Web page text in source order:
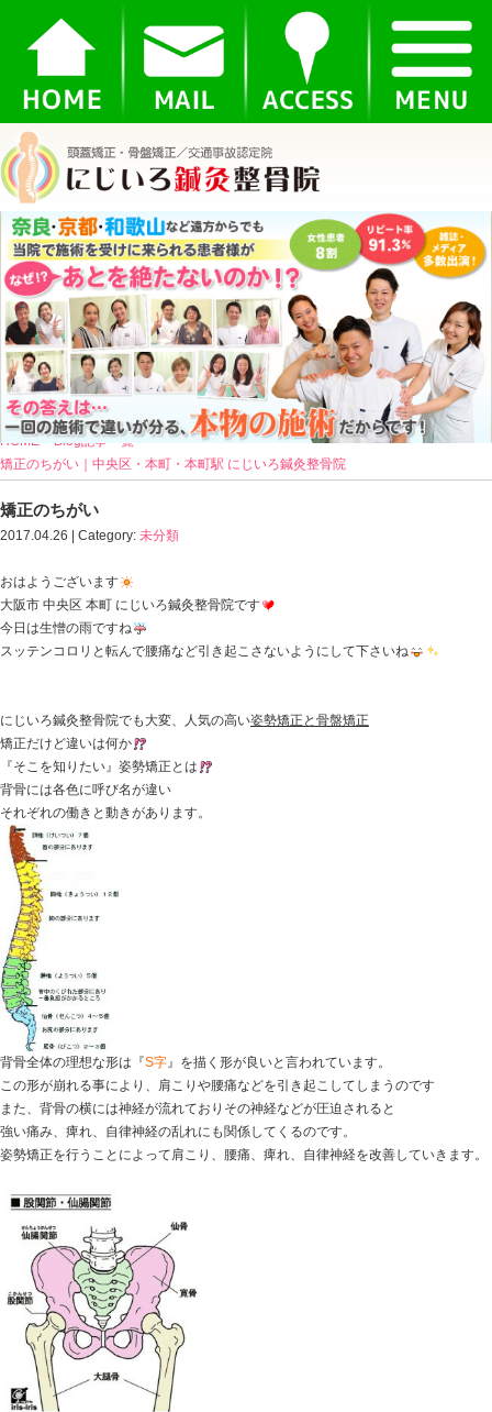
HOME > Blog記事一覧
>
矯正のちがい
2017.04.26 | Category:未分類
おはようございます
大阪市 中央区 本町 にじいろ鍼灸整骨院です
今日は生憎の雨ですね
スッテンコロリと転んで腰痛など引き起こさないように
にじいろ鍼灸整骨院でも大変、人気の高い
矯正だけど違いは何か
『そこを知りたい』姿勢矯正とは
背骨には各色に呼び名が違い